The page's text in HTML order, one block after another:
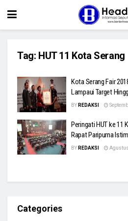
Tag: HUT 11 Kota Serang
Kota Serang Fair
Lampaui Target
BY REDAKSI
Peringati HUT ke 11
Rapat Paripurna
BY REDAKSI
Categories